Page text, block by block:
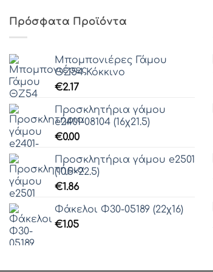
Πρόσφατα Προϊόντα
Μπομπονιέρες Γάμου
ΘZ54 Κόκκινο
€2.17
Προσκλητήρια γάμου
e2401-08104 (16χ21.5)
€0.00
Προσκλητήρια γάμου e2501
(10.5×22.5)
€1.86
Φάκελοι Φ30-05189 (22χ16)
€1.05